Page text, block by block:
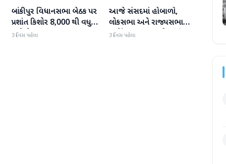
રાષ્ટ્રીય
બાંકીપુર વિધાનસભા બેઠક પર
પ્રશાંત કિશોર 8,000 થી વધુ
મતોથી આગળ
3 દિવસ પહેલા
રાષ્ટ્રીય
આજે સંસદમાં હોબાળો,
લોકસભા અને રાજ્યસભા
બપોરે 2 વાગ્યા સુધી સ્થગિત
3 દિવસ પહેલા